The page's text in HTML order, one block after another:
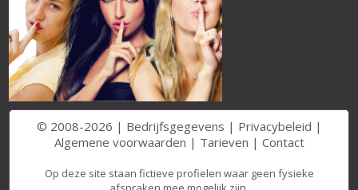
© 2008-2026 | Bedrijfsgegevens | Privacybeleid |
Algemene voorwaarden | Tarieven | Contact
Op deze site staan fictieve profielen waar geen fysieke